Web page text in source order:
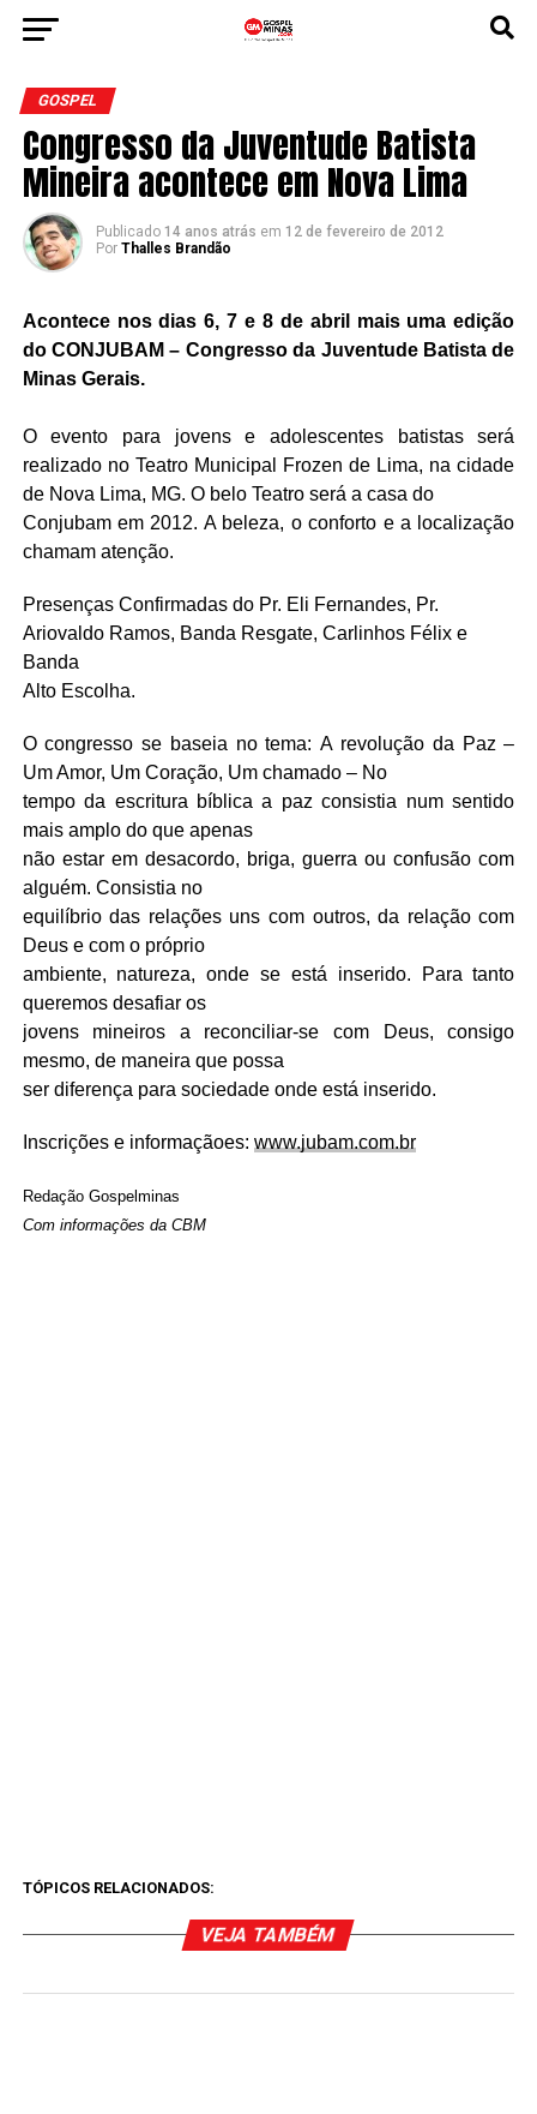
GOSPEL
Congresso da Juventude Batista
Mineira acontece em Nova Lima
Publicado 14 anos atrás em 12 de fevereiro de 2012
Por Thalles Brandão
Acontece nos dias 6, 7 e 8 de abril mais uma edição
do CONJUBAM – Congresso da Juventude Batista de
Minas Gerais.
O evento para jovens e adolescentes batistas será
realizado no Teatro Municipal Frozen de Lima, na cidade
de Nova Lima, MG. Obelo Teatro será a casa do
Conjubam em 2012. A beleza, o conforto e a localização
chamam atenção.
Presenças Confirmadas do Pr. Eli Fernandes, Pr.
Ariovaldo Ramos, Banda Resgate, Carlinhos Félix e
Banda
Alto Escolha.
O congresso se baseia no tema: A revolução da Paz –
Um Amor, Um Coração, Um chamado – No
tempo da escritura bíblica a paz consistia num sentido
mais amplo do que apenas
não estar em desacordo, briga, guerra ou confusão com
alguém. Consistia no
equilíbrio das relações uns com outros, da relação com
Deus e com o próprio
ambiente, natureza, onde se está inserido. Para tanto
queremos desafiar os
jovens mineiros a reconciliar-se com Deus, consigo
mesmo, de maneira que possa
ser diferença para sociedade onde está inserido.
Inscrições e informaçãoes: www.jubam.com.br
Redação Gospelminas
Com informações da CBM
TÓPICOS RELACIONADOS:
VEJA TAMBÉM